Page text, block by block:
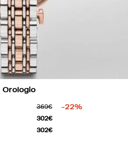
Orologio
369€ -22%
302€
302€